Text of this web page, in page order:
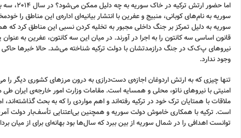
اما حضور ارتش
سوریه به نام‌های کوبانی، منبیج و عفرین با انتشار بیانیه‌ای اداره‌ی این مناطق را
سوریه به دلیل تمرکز بر جنگ داخلی مجبور به تخلیه کردن نسبی این مناطق کرد که
قانون اساسی سه کانتون را به اجرا در آورند. در میان این سه کانتون، عفرین به
نیروهای پ‌ک‌ک در جنگ درازمدتشان با دولت ترکیه شناخته می‌شد. حالا خبرها حاکی
وجود ندارد.
تنها چیزی که به ارتش اردوغان اجازه‌ی دست‌درازی به درون مرزهای کشوری دیگر
امنیتی با نیروهای ناتو، محلی و همسایه است. مقامات وزارت امور خارجه‌ی ایران طی
ملاقات با همتایان ترک خود در ترکیه رفته‌اند و اهم مواردی را که به بحث
است. ترکیه با همکاری خاموش دولت سوریه و همچنین بی‌اعتنایی تأسف‌بار دولت
توانست اهدافی را در شمال سوریه از بین ببرد که سال‌ها بود بهانه‌ای برای از میان